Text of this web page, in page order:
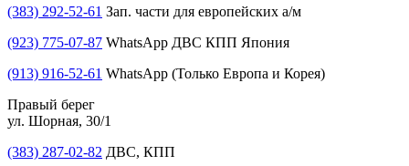
(383) 292-52-61 Зап. части для европейских а/м
(923) 775-07-87 WhatsApp ДВС КПП Япония
(913) 916-52-61 WhatsApp (Только Европа и Корея)
Правый берег
ул. Шорная, 30/1
(383) 287-02-82 ДВС, КПП